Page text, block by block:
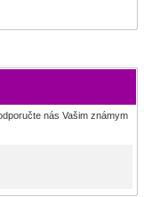
nás Vašim známym